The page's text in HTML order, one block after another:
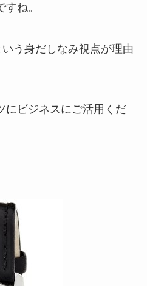
ね。
う身だしなみ視点が理由
にビジネスにご活用くだ